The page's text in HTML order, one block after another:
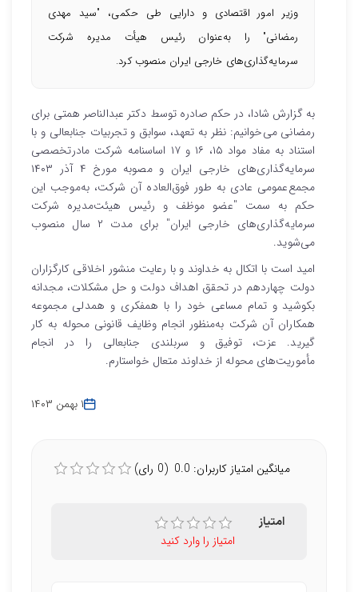
۱ بهمن ۱۴۰۳
وزیر امور اقتصادی و دارایی طی حکمی، "سید مهدی
رمضانی" را به‌عنوان رئیس هیأت مدیره شرکت
سرمایه‌گذاری‌های خارجی ایران منصوب کرد.
به گزارش شادا، در حکم صادره توسط دکتر عبدالناصر همتی برای
رمضانی می‌خوانیم: نظر به تعهد، سوابق و تجربیات جنابعالی و با
استناد به مفاد مواد ۱۵، ۱۶ و ۱۷ اساسنامه شرکت مادرتخصصی
سرمایه‌گذاری‌های خارجی ایران و مصوبه مورخ ۴ آذر ۱۴۰۳
مجمع‌عمومی عادی به طور فوق‌العاده آن شرکت، به‌موجب این
حکم به سمت "عضو موظف و رئیس هیئت‌مدیره شرکت
سرمایه‌گذاری‌های خارجی ایران" برای مدت ۲ سال منصوب
می‌شوید.
امید است با اتکال به خداوند و با رعایت منشور اخلاقی کارگزاران
دولت چهاردهم در تحقق اهداف دولت و حل مشکلات، مجدانه
بکوشید و تمام مساعی خود را با همفکری و همدلی مجموعه
همکاران آن شرکت به‌منظور انجام وظایف قانونی محوله به کار
گیرید. عزت، توفیق و سربلندی جنابعالی را در انجام
مأموریت‌های محوله از خداوند متعال خواستارم.
میانگین امتیاز کاربران: 0.0 (0 رای)
امتیاز
امتیاز را وارد کنید